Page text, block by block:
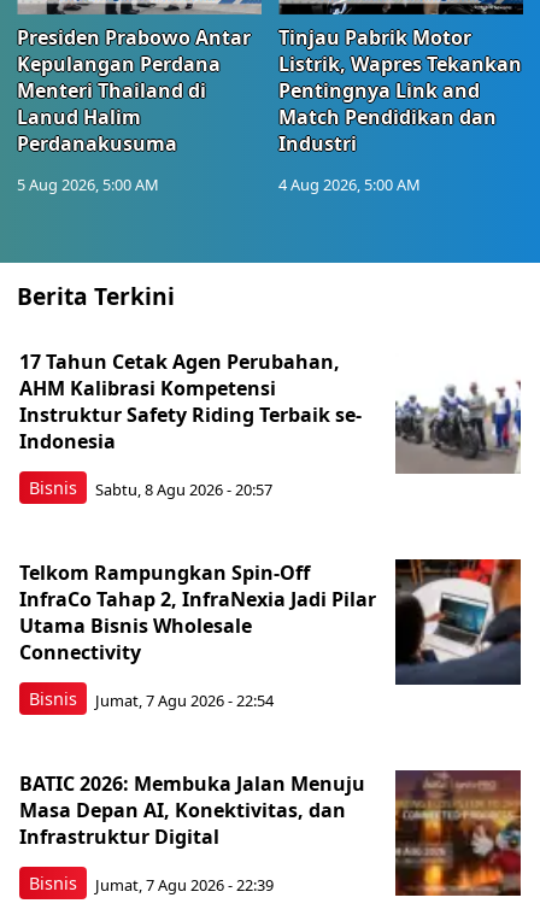
Presiden Prabowo Antar
Kepulangan Perdana
Menteri Thailand di
Lanud Halim
Perdanakusuma
5 Aug 2026, 5:00 AM
Tinjau Pabrik Motor
Listrik, Wapres Tekankan
Pentingnya Link and
Match Pendidikan dan
Industri
4 Aug 2026, 5:00 AM
Berita Terkini
Bisnis
17 Tahun Cetak Agen Perubahan,
AHM Kalibrasi Kompetensi
Instruktur Safety Riding Terbaik se-
Indonesia
Sabtu, 8 Agu 2026 - 20:57
Bisnis
Telkom Rampungkan Spin-Off
InfraCo Tahap 2, InfraNexia Jadi Pilar
Utama Bisnis Wholesale
Connectivity
Jumat, 7 Agu 2026 - 22:54
Bisnis
BATIC 2026: Membuka Jalan Menuju
Masa Depan AI, Konektivitas, dan
Infrastruktur Digital
Jumat, 7 Agu 2026 - 22:39